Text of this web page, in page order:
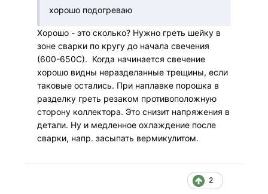
хорошо подогреваю
Хорошо - это сколько? Нужно греть шейку в
зоне сварки по кругу до начала свечения
(600-650С). Когда начинается свечение
хорошо видны неразделанные трещины, если
таковые остались. При наплавке порошка в
разделку греть резаком противоположную
сторону коллектора. Это снизит напряжения в
детали. Ну и медленное охлаждение после
сварки, напр. засыпать вермикулитом.
2